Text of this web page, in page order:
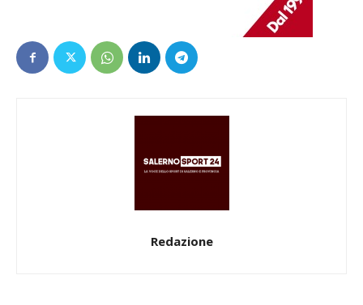
Redazione